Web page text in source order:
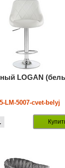
LOGAN
LM-5007-cvet-belyj